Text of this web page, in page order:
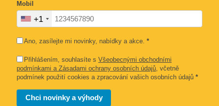
Mobil
+1
Ano, zasílejte mi novinky, nabídky a akce. *
Přihlášením, souhlasíte s Všeobecnými obchodními
podmínkami a Zásadami ochrany osobních údajů, včetně
podmínek použití cookies a zpracování vašich osobních údajů *
Chci novinky a výhody